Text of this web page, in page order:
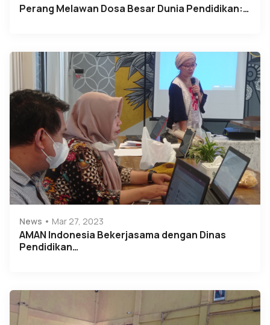
Perang Melawan Dosa Besar Dunia Pendidikan:…
News Mar 27, 2023
AMAN Indonesia Bekerjasama dengan Dinas
Pendidikan…